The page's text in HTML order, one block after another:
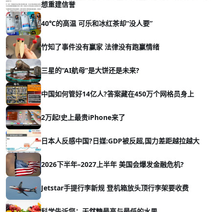
想重建信誉
40℃的高温 可乐和冰红茶却“没人要”
竹知了事件没有赢家 法律没有跑赢情绪
三星的“AI航母”是大饼还是未来?
中国如何管好14亿人?答案藏在450万个网格员身上
2万起!史上最贵iPhone来了
日本人反感中国?日媒:GDP被反超,国力差距越拉越大
2026下半年–2027上半年 美国会爆发金融危机?
Jetstar手提行李新规 登机箱放头顶行李架要收费